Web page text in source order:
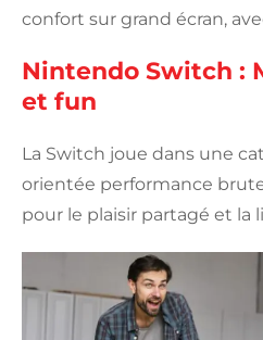
confort sur grand écran,
Nintendo Switch :
et fun
La Switch joue dans une
orientée performance
pour le plaisir partagé et la